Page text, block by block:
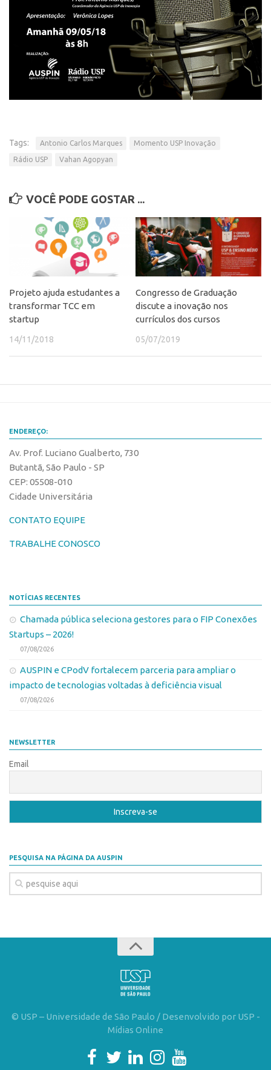
CEPIX
INCTs
Agenda AUSPIN
Fala Inovação
Edição 2021
Edição 2019
Edição 2017
Propriedade Intelectual
Buscar Anterioridade
Como solicitar
Leis e Normas
Convênios
Chamamento
Parcerias PD&I
PIPE/FAPESP
Programas
Conexão USP
Conexão Inter-USP
Inteligência Competitiva
Showroom de Tecnologias
Empreendedorismo
Bolsa Empreendedorismo
Prêmio USP de Empreendedorismo
Entidades
Tags: Antonio Carlos Marques Momento USP Inovação
Rádio USP Vahan Agopyan
VOCÊ PODE GOSTAR ...
Projeto ajuda estudantes a
transformar TCC em
startup
14/11/2018
Congresso de Graduação
discute a inovação nos
currículos dos cursos
05/07/2019
ENDEREÇO:
Av. Prof. Luciano Gualberto, 730
Butantã, São Paulo - SP
CEP: 05508-010
Cidade Universitária
CONTATO EQUIPE
TRABALHE CONOSCO
NOTÍCIAS RECENTES
Chamada pública seleciona gestores para o FIP Conexões
Startups – 2026!
07/08/2026
AUSPIN e CPodV fortalecem parceria para ampliar o
impacto de tecnologias voltadas à deficiência visual
07/08/2026
NEWSLETTER
Email
PESQUISA NA PÁGINA DA AUSPIN
© USP – Universidade de São Paulo / Desenvolvido por USP -
Mídias Online